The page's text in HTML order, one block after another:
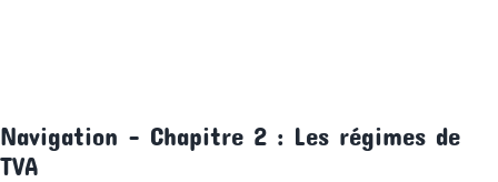
Navigation – Chapitre 2 : Les régimes de
TVA